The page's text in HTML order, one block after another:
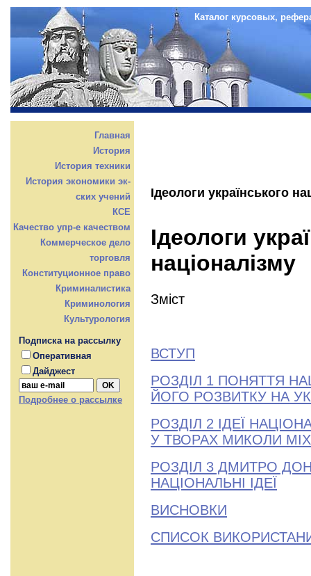
Каталог курсовых,
Главная
История
История техники
История экономики эк-
ских учений
КСЕ
Качество упр-е качеством
Коммерческое дело
торговля
Конституционное право
Криминалистика
Криминология
Культурология
Подписка на рассылку
Оперативная
Дайджест
Подробнее о рассылке
Ідеологи українського
Ідеологи
націоналізму
Зміст
ВСТУП
РОЗДІЛ 1 ПОНЯТТЯ
ЙОГО РОЗВИТКУ НА
РОЗДІЛ 2 ІДЕЇ
У ТВОРАХ МИКОЛИ
РОЗДІЛ 3 ДМИТРО
НАЦІОНАЛЬНІ ІДЕЇ
ВИСНОВКИ
СПИСОК